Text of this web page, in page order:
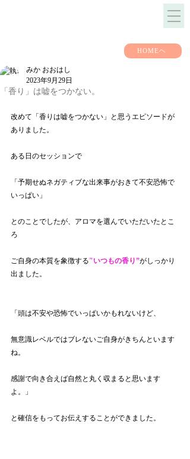
HOMEヘ
「香り」は嘘をつかない。
みか おおはし
2023年9月29日
改めて「香りは嘘をつかない」と思うエピソードが
ありました。
ある日のセッションで
「予期せぬネガティブな出来事がおきて不安恐怖で
いっぱい」
とのことでしたが、アロマを選んでいただいたとこ
ろ
ご自身の本質を象徴する"いつもの香り”がしっかり
出ました。
「頭は不安や恐怖でいっぱいかもれないけど、
無意識レベルではブレないご自身がきちんといます
ね。
感謝で向き合えば自然と丸く収まると思います
よ。」
と確信をもってお伝えすることができました。